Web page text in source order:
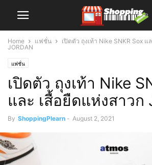
Home แฟชั่น
เปิดตัว ถุงเท้า Nike SNKR Sox แ
JORDAN
แฟชั่น
เปิดตัว ถุงเท้า Nike
และ เสื้อยืดแห่งสาวก
By ShoppingPlearn - August 2, 2021